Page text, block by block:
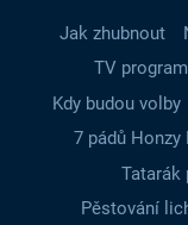
Jak zhubnout
TV program
Kdy budou volby
7 pádů Honzy
Tatarák
Pěstování